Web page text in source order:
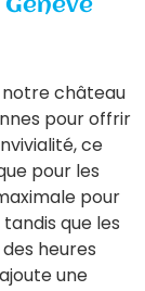
notre château
pour offrir
ce
pour les
pour
que les
heures
une